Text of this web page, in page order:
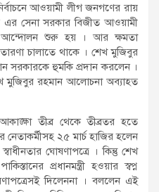
আওয়ামী লীগ জনগণের রায়
এর সেনা সরকার বিজীত আওয়ামী
আন্দোলন শুরু হয় । আর ক্ষমতা
চালাতে থাকে । শেখ মুজিবুর
সরকারকে হুমকি প্রদান করলেন ।
মুজিবুর রহমান আলোচনা অব্যাহত
তীব্র থেকে তীব্রতর হতে
২৫ মার্চ হাজির হলেন
ঘোষণাপত্রে । কিন্তু শেখ
প্রধানমন্ত্রী হওয়ার স্বপ্ন
দিলেননা । বললেন এই